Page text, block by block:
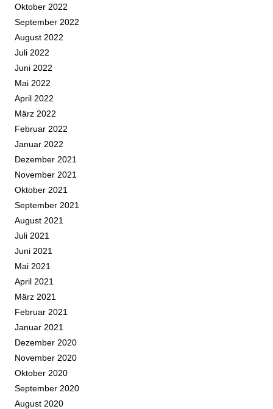
Oktober 2022
September 2022
August 2022
Juli 2022
Juni 2022
Mai 2022
April 2022
März 2022
Februar 2022
Januar 2022
Dezember 2021
November 2021
Oktober 2021
September 2021
August 2021
Juli 2021
Juni 2021
Mai 2021
April 2021
März 2021
Februar 2021
Januar 2021
Dezember 2020
November 2020
Oktober 2020
September 2020
August 2020